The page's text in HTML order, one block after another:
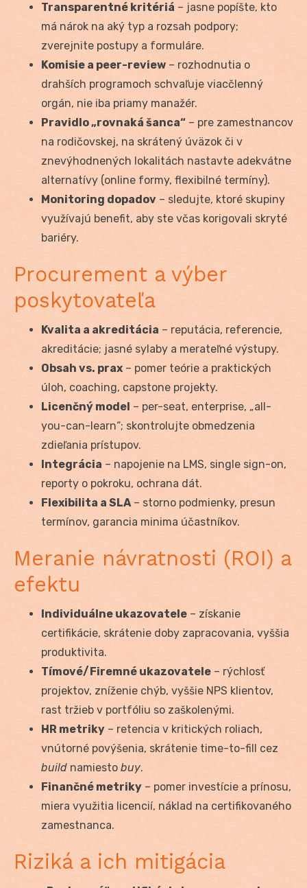
Transparentné kritériá – jasne popíšte, kto
má nárok na aký typ a rozsah podpory;
zverejnite postupy a formuláre.
Komisie a peer-review – rozhodnutia o
drahších programoch schvaľuje viacčlenný
orgán, nie iba priamy manažér.
Pravidlo „rovnaká šanca“ – pre zamestnancov
na rodičovskej, na skrátený úväzok či v
znevýhodnených lokalitách nastavte adekvátne
alternatívy (online formy, flexibilné termíny).
Monitoring dopadov – sledujte, ktoré skupiny
využívajú benefit, aby ste včas korigovali skryté
bariéry.
Procurement a výber
poskytovateľa
Kvalita a akreditácia – reputácia, referencie,
akreditácie; jasné sylaby a merateľné výstupy.
Obsah vs. prax – pomer teórie a praktických
úloh, coaching, capstone projekty.
Licenčný model – per-seat, enterprise, „all-
you-can-learn“; skontrolujte obmedzenia
zdieľania prístupov.
Integrácia – napojenie na LMS, single sign-on,
reporty o pokroku, ochrana dát.
Flexibilita a SLA– storno podmienky, presun
termínov, garancia minima účastníkov.
Meranie návratnosti (ROI) a
efektu
Individuálne ukazovatele – získanie
certifikácie, skrátenie doby zapracovania, vyššia
produktivita.
Tímové/Firemné ukazovatele – rýchlosť
projektov, zníženie chýb, vyššie NPS klientov,
rast tržieb v portfóliu so zaškolenými.
HR metriky – retencia v kritických roliach,
vnútorné povýšenia, skrátenie time-to-fill cez
build namiesto buy.
Finančné metriky – pomer investície a prínosu,
miera využitia licencií, náklad na certifikovaného
zamestnanca.
Riziká a ich mitigácia